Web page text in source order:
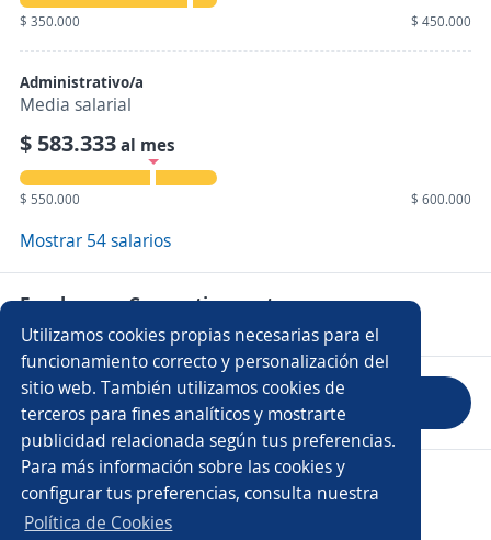
Utilizamos cookies propias necesarias para el
funcionamiento correcto y personalización del
sitio web. También utilizamos cookies de
terceros para fines analíticos y mostrarte
publicidad relacionada según tus preferencias.
Para más información sobre las cookies y
configurar tus preferencias, consulta nuestra
Política de Cookies
$ 350.000 $ 450.000
Administrativo/a
Media salarial
$ 583.333al mes
$ 550.000 $ 600.000
Mostrar 54 salarios
Empleos en Connection center
Evaluar empresa
Copyright 2014 - 2026 DGNET LTD.
/